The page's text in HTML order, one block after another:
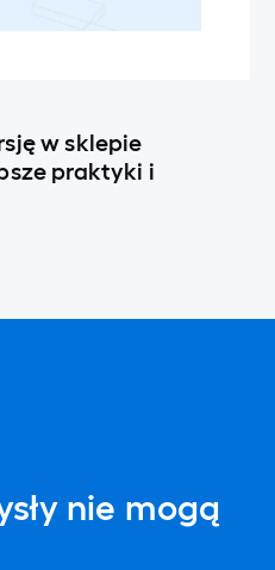
w sklepie
praktyki i
nie mogą